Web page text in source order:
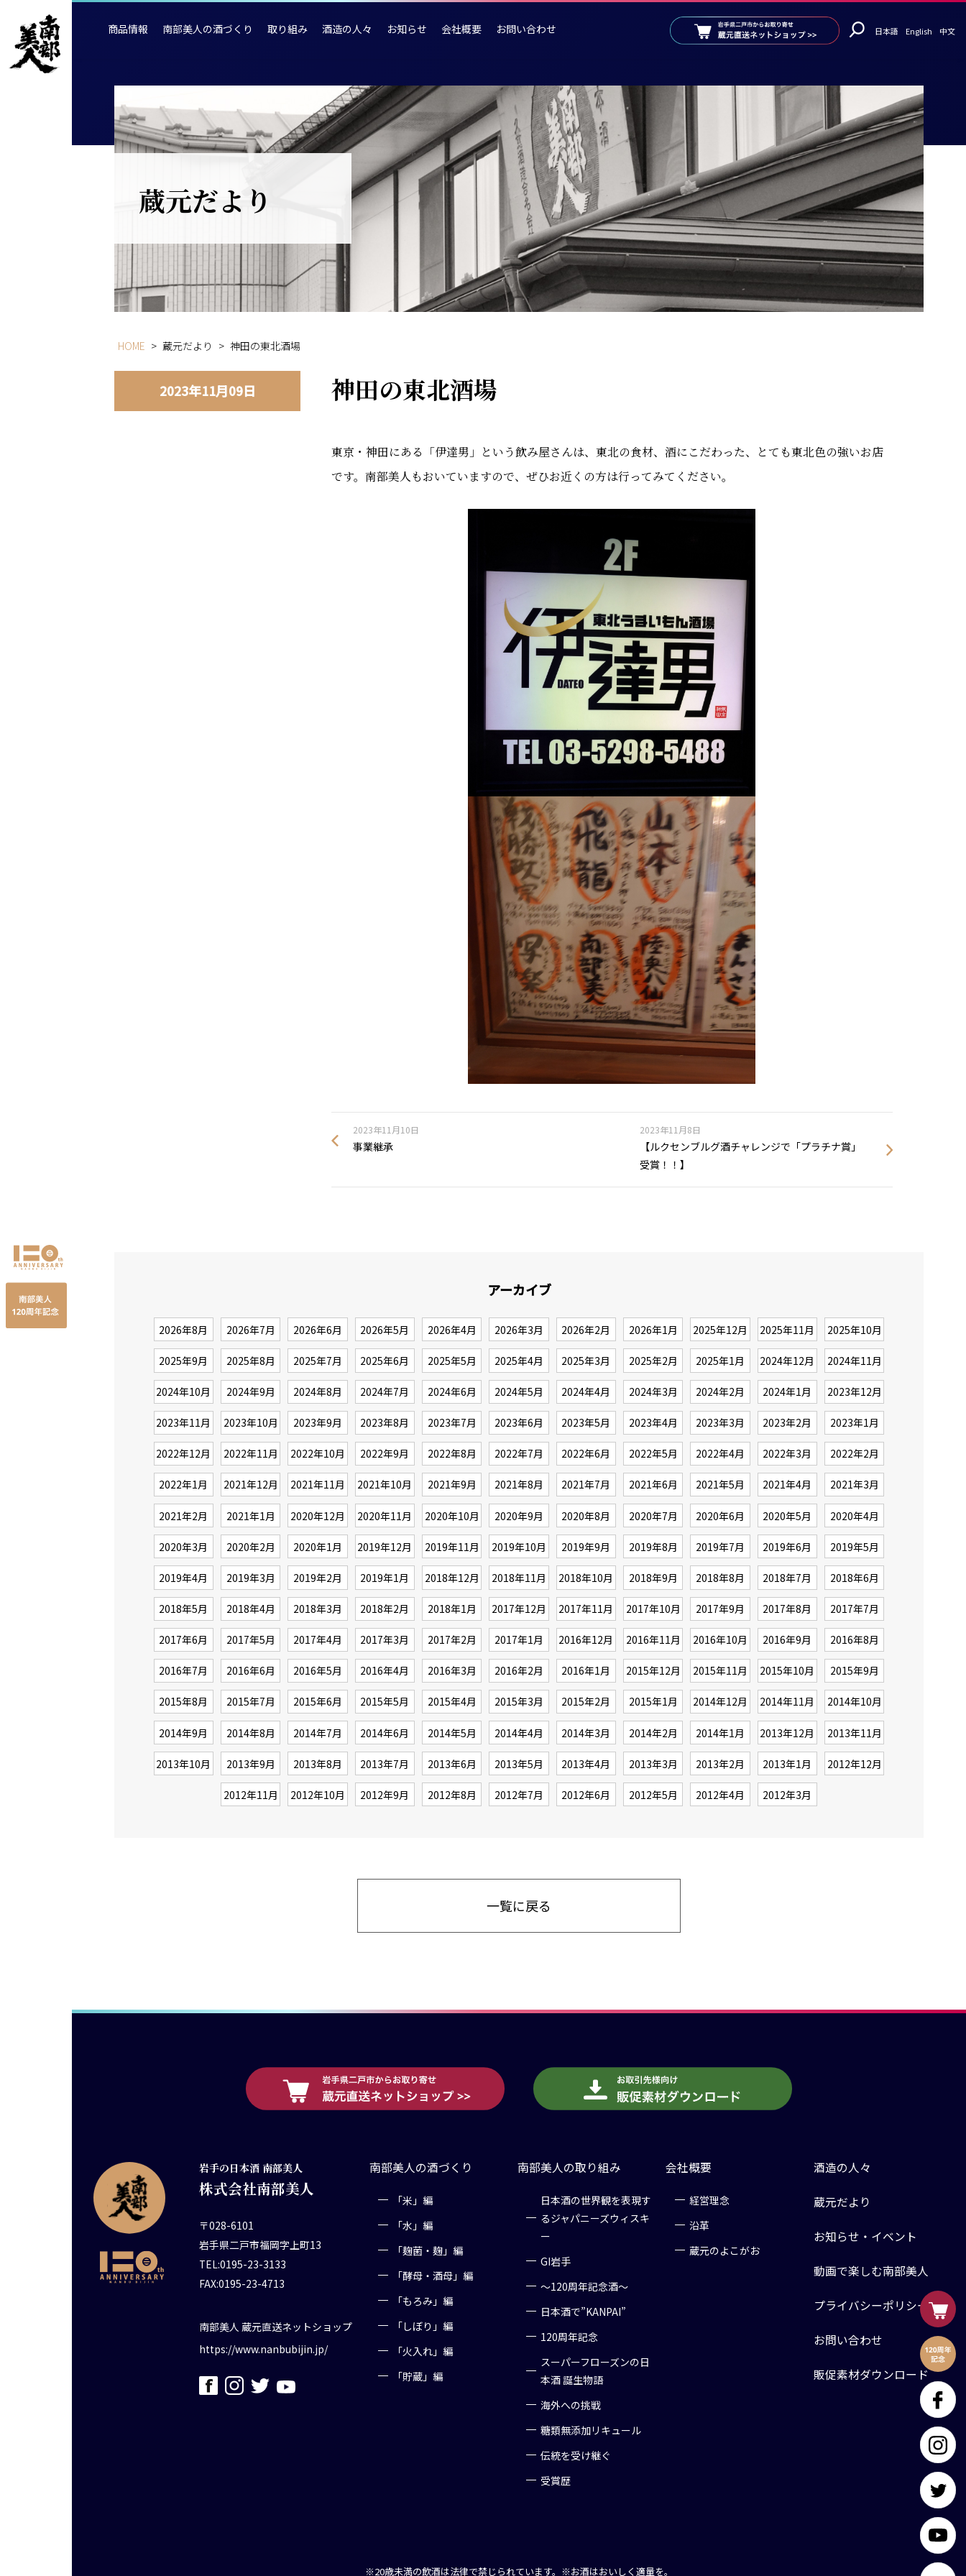
商品情報 南部美人の酒づくり 取り組み 酒造の人々 お知らせ 会社概要 お問い合わせ 日本語 English 中文
蔵元だより
HOME > 蔵元だより > 神田の東北酒場
2023年11月09日 神田の東北酒場
東京・神田にある「伊達男」という飲み屋さんは、東北の食材、酒にこだわった、とても東北色の強いお店
です。南部美人もおいていますので、ぜひお近くの方は行ってみてください。
2023年11月10日
事業継承
2023年11月8日
【ルクセンブルグ酒チャレンジで「プラチナ賞」
受賞！！】
アーカイブ
2026年8月 2026年7月 2026年6月 2026年5月 2026年4月 2026年3月 2026年2月 2026年1月 2025年12月 2025年11月 2025年10月
2025年9月 2025年8月 2025年7月 2025年6月 2025年5月 2025年4月 2025年3月 2025年2月 2025年1月 2024年12月 2024年11月
2024年10月 2024年9月 2024年8月 2024年7月 2024年6月 2024年5月 2024年4月 2024年3月 2024年2月 2024年1月 2023年12月
2023年11月 2023年10月 2023年9月 2023年8月 2023年7月 2023年6月 2023年5月 2023年4月 2023年3月 2023年2月 2023年1月
2022年12月 2022年11月 2022年10月 2022年9月 2022年8月 2022年7月 2022年6月 2022年5月 2022年4月 2022年3月 2022年2月
2022年1月 2021年12月 2021年11月 2021年10月 2021年9月 2021年8月 2021年7月 2021年6月 2021年5月 2021年4月 2021年3月
2021年2月 2021年1月 2020年12月 2020年11月 2020年10月 2020年9月 2020年8月 2020年7月 2020年6月 2020年5月 2020年4月
2020年3月 2020年2月 2020年1月 2019年12月 2019年11月 2019年10月 2019年9月 2019年8月 2019年7月 2019年6月 2019年5月
2019年4月 2019年3月 2019年2月 2019年1月 2018年12月 2018年11月 2018年10月 2018年9月 2018年8月 2018年7月 2018年6月
2018年5月 2018年4月 2018年3月 2018年2月 2018年1月 2017年12月 2017年11月 2017年10月 2017年9月 2017年8月 2017年7月
2017年6月 2017年5月 2017年4月 2017年3月 2017年2月 2017年1月 2016年12月 2016年11月 2016年10月 2016年9月 2016年8月
2016年7月 2016年6月 2016年5月 2016年4月 2016年3月 2016年2月 2016年1月 2015年12月 2015年11月 2015年10月 2015年9月
2015年8月 2015年7月 2015年6月 2015年5月 2015年4月 2015年3月 2015年2月 2015年1月 2014年12月 2014年11月 2014年10月
2014年9月 2014年8月 2014年7月 2014年6月 2014年5月 2014年4月 2014年3月 2014年2月 2014年1月 2013年12月 2013年11月
2013年10月 2013年9月 2013年8月 2013年7月 2013年6月 2013年5月 2013年4月 2013年3月 2013年2月 2013年1月 2012年12月
2012年11月 2012年10月 2012年9月 2012年8月 2012年7月 2012年6月 2012年5月 2012年4月 2012年3月
一覧に戻る
岩手の日本酒 南部美人
株式会社南部美人
〒028-6101
岩手県二戸市福岡字上町13
TEL:0195-23-3133
FAX:0195-23-4713
南部美人 蔵元直送ネットショップ
https://www.nanbubijin.jp/
南部美人の酒づくり
「米」編
「水」編
「麹菌・麹」編
「酵母・酒母」編
「もろみ」編
「しぼり」編
「火入れ」編
「貯蔵」編
南部美人の取り組み
日本酒の世界観を表現す
るジャパニーズウィスキ
ー
GI岩手
～120周年記念酒～
日本酒で”KANPAI”
120周年記念
スーパーフローズンの日
本酒 誕生物語
海外への挑戦
糖類無添加リキュール
伝統を受け継ぐ
受賞歴
会社概要
経営理念
沿革
蔵元のよこがお
酒造の人々
蔵元だより
お知らせ・イベント
動画で楽しむ南部美人
プライバシーポリシー
お問い合わせ
販促素材ダウンロード
※20歳未満の飲酒は法律で禁じられています。 ※お酒はおいしく適量を。